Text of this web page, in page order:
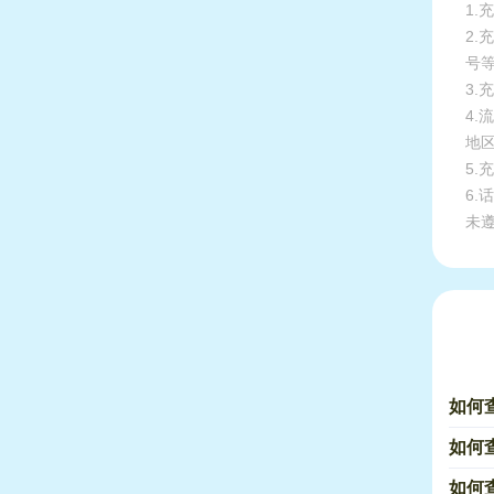
1.
2.
号
3.
4.
地
5.
6.
未
如何
如何
如何